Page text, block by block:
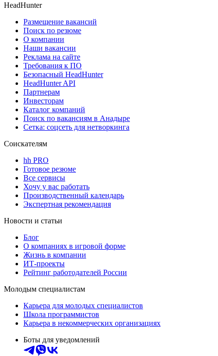
HeadHunter
Размещение вакансий
Поиск по резюме
О компании
Наши вакансии
Реклама на сайте
Требования к ПО
Безопасный HeadHunter
HeadHunter API
Партнерам
Инвесторам
Каталог компаний
Поиск по вакансиям в Анадыре
Сетка: соцсеть для нетворкинга
Соискателям
hh PRO
Готовое резюме
Все сервисы
Хочу у вас работать
Производственный календарь
Экспертная рекомендация
Новости и статьи
Блог
О компаниях в игровой форме
Жизнь в компании
ИТ-проекты
Рейтинг работодателей России
Молодым специалистам
Карьера для молодых специалистов
Школа программистов
Карьера в некоммерческих организациях
Боты для уведомлений